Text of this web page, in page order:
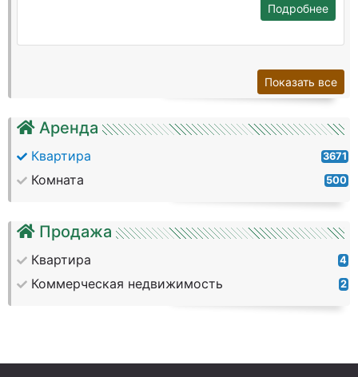
Аренда
Квартира 3671
Комната 500
Продажа
Квартира 4
Коммерческая недвижимость 2
Подробнее
Показать все